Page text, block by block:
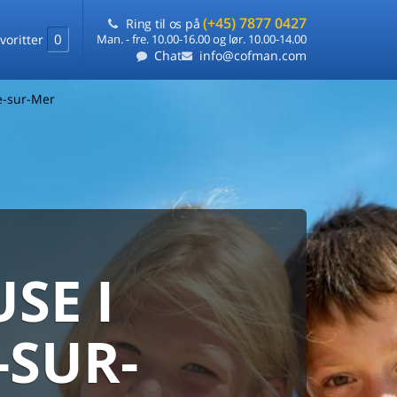
0
Ring til os på (+45) 7877 0427
Man. - fre. 10.00-16.00 og lør. 10.00-14.00
Chat info@cofman.com
sur-Mer
I
laveste pris
ét sted